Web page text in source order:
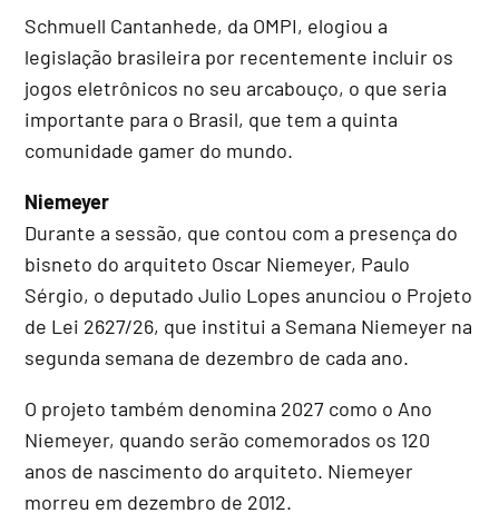
Schmuell Cantanhede, da OMPI, elogiou a
legislação brasileira por recentemente incluir os
jogos eletrônicos no seu arcabouço, o que seria
importante para o Brasil, que tem a quinta
comunidade gamer do mundo.
Niemeyer
Durante a sessão, que contou com a presença do
bisneto do arquiteto Oscar Niemeyer, Paulo
Sérgio, o deputado Julio Lopes anunciou o Projeto
de Lei 2627/26, que institui a Semana Niemeyer na
segunda semana de dezembro de cada ano.
O projeto também denomina 2027 como o Ano
Niemeyer, quando serão comemorados os 120
anos de nascimento do arquiteto. Niemeyer
morreu em dezembro de 2012.